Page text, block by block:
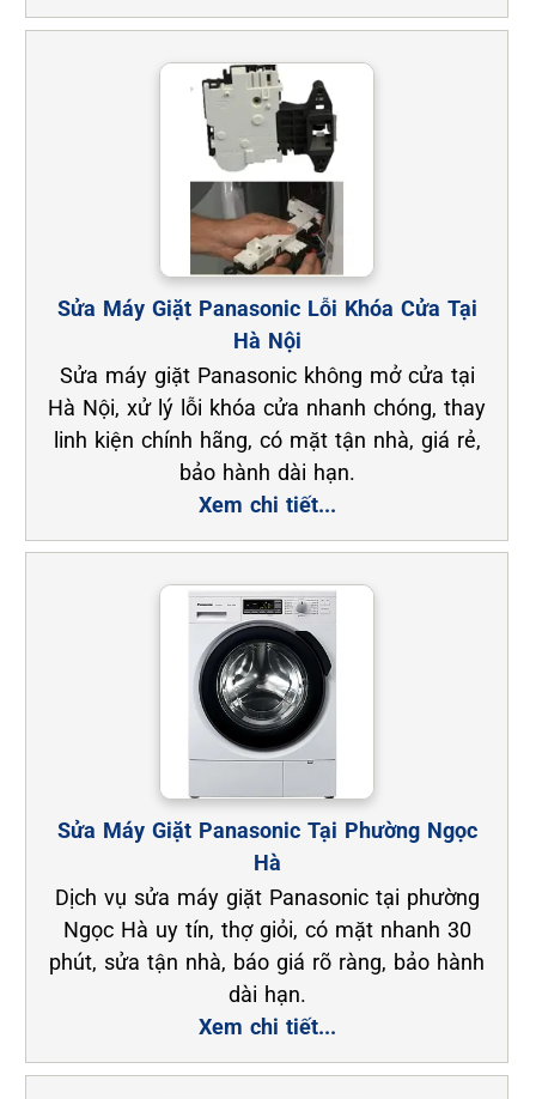
Sửa Máy Giặt Panasonic Lỗi Khóa Cửa Tại
Hà Nội
Sửa máy giặt Panasonic không mở cửa tại
Hà Nội, xử lý lỗi khóa cửa nhanh chóng, thay
linh kiện chính hãng, có mặt tận nhà, giá rẻ,
bảo hành dài hạn.
Xem chi tiết...
Sửa Máy Giặt Panasonic Tại Phường Ngọc
Hà
Dịch vụ sửa máy giặt Panasonic tại phường
Ngọc Hà uy tín, thợ giỏi, có mặt nhanh 30
phút, sửa tận nhà, báo giá rõ ràng, bảo hành
dài hạn.
Xem chi tiết...